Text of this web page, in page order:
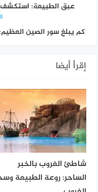
عبق الطبيعة: استكشف 5 من اجمل الحدائق فى
كم يبلغ سور الصين
إقرأ أيضا
شاطئ الغروب بالخبر
الساحر: روعة الطبيعة